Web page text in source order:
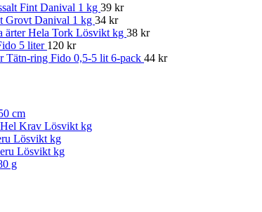
Fint Danival 1 kg 39 kr
Grovt Danival 1 kg 34 kr
ärter Hela Tork Lösvikt kg 38 kr
5 liter 120 kr
Tätn-ring Fido 0,5-5 lit 6-pack 44 kr
cm
Krav Lösvikt kg
Lösvikt kg
Lösvikt kg
g